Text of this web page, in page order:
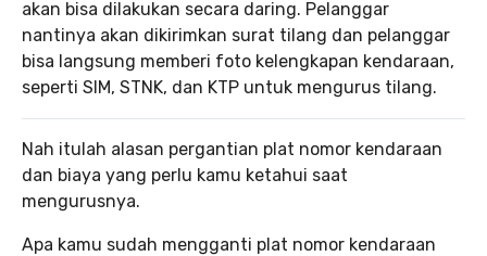
akan bisa dilakukan secara daring. Pelanggar
nantinya akan dikirimkan surat tilang dan pelanggar
bisa langsung memberi foto kelengkapan kendaraan,
seperti SIM, STNK, dan KTP untuk mengurus tilang.
Nah itulah alasan pergantian plat nomor kendaraan
dan biaya yang perlu kamu ketahui saat
mengurusnya.
Apa kamu sudah mengganti plat nomor kendaraan